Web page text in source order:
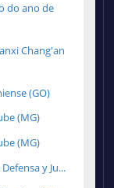
do ano de
Chang'an
(GO)
(MG)
(MG)
y Ju...